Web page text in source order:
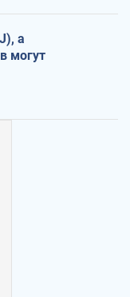
а
могут